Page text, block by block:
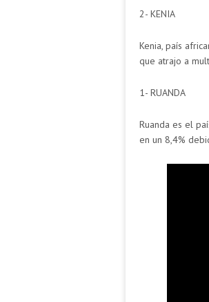
2- KENIA
Kenia, país
que atrajo a
1- RUANDA
Ruanda es el
en un 8,4%